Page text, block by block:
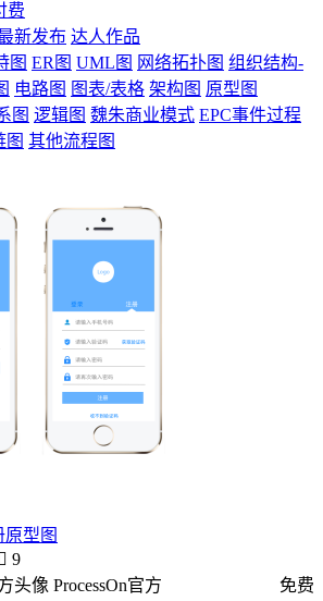
费
新发布 达人作品
图 ER图 UML图 网络拓扑图 组织结构-
电路图 图表/表格 架构图 原型图
图 逻辑图 魏朱商业模式 EPC事件过程
图 其他流程图
型图
 9
ProcessOn官方
免费